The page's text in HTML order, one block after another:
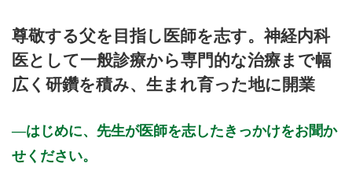
尊敬する父を目指し医師を志す。神経内科
医として一般診療から専門的な治療まで幅
広く研鑽を積み、生まれ育った地に開業
はじめに、先生が医師を志したきっかけをお聞か
せください。